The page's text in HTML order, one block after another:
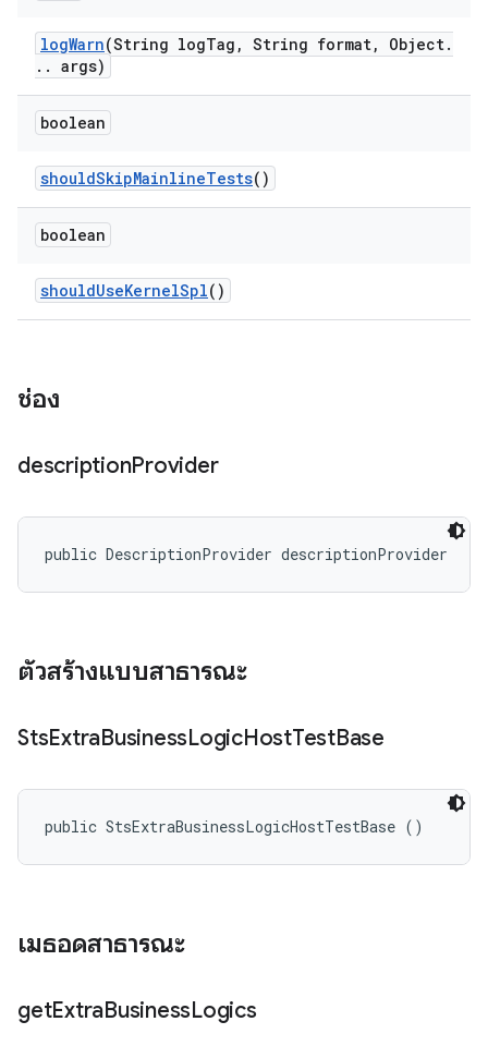
logWarn(String logTag , String format, Object.
. . args)
boolean
shouldSkipMainlineTests()
boolean
shouldUseKernelSpl()
ช่อง
descriptionProvider
public DescriptionProvider descriptionProvider
ตัวสร้างแบบสาธารณะ
StsExtraBusinessLogicHostTestBase
public StsExtraBusinessLogicHostTestBase ()
เมธอดสาธารณะ
getExtraBusinessLogics